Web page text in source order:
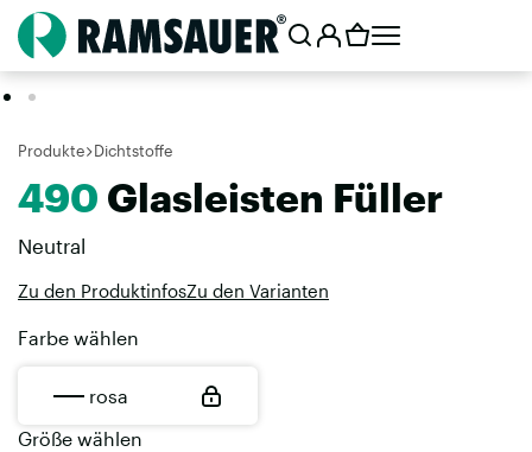
Produkte Dichtstoffe
490 Glasleisten Füller
Neutral
Zu den ProduktinfosZu den Varianten
Farbe wählen
rosa
Größe wählen